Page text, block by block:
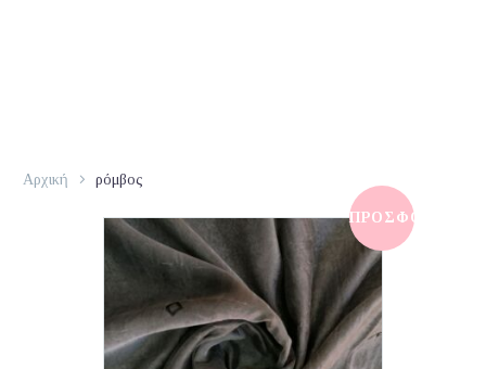
Αρχική ρόμβος
ΠΡΟΣΦΟΡΆ!